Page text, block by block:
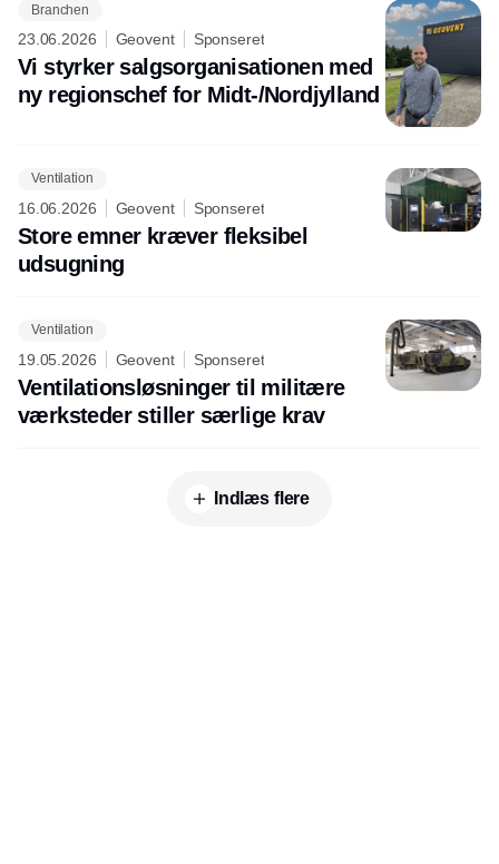
Branchen
23.06.2026 Geovent Sponseret
Vi styrker salgsorganisationen med
ny regionschef for Midt-/Nordjylland
Ventilation
16.06.2026 Geovent Sponseret
Store emner kræver fleksibel
udsugning
Ventilation
19.05.2026 Geovent Sponseret
Ventilationsløsninger til militære
værksteder stiller særlige krav
Indlæs flere